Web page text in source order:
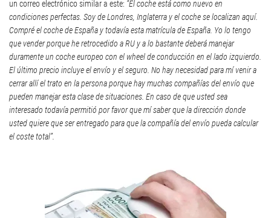
un correo electrónico similar a este: “El coche está como nuevo en
condiciones perfectas. Soy de Londres, Inglaterra y el coche se localizan aquí.
Compré el coche de España y todavía esta matrícula de España. Yo lo tengo
que vender porque he retrocedido a RU y a lo bastante deberá manejar
duramente un coche europeo con el wheel de conducción en el lado izquierdo.
El último precio incluye el envío y el seguro. No hay necesidad para mí venir a
cerrar allí el trato en la persona porque hay muchas compañías del envío que
pueden manejar esta clase de situaciones. En caso de que usted sea
interesado todavía permitió por favor que mí saber que la dirección donde
usted quiere que ser entregado para que la compañía del envío pueda calcular
el coste total”.